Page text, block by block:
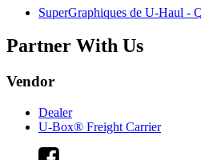
SuperGraphiques de U-Haul -
Partner With Us
Vendor
Dealer
U-Box® Freight Carrier